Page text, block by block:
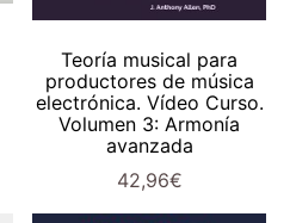
AÑADIR AL CARRITO
Teoría musical para
productores de música
electrónica. Vídeo Curso.
Volumen 3: Armonía
avanzada
42,96€